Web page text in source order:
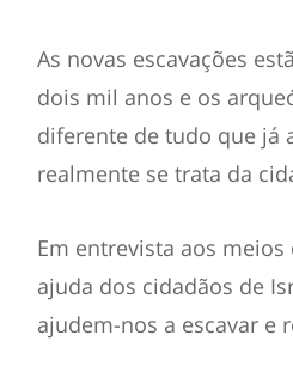
As novas escavações
dois mil anos e os
diferente de tudo que já
realmente se trata da
Em entrevista aos
ajuda dos cidadãos de
ajudem-nos a escavar e